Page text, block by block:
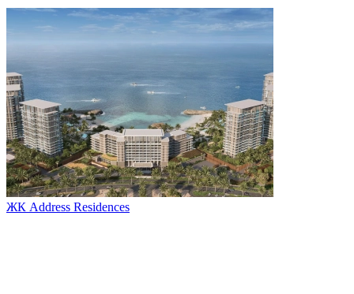
ЖК Address Residences